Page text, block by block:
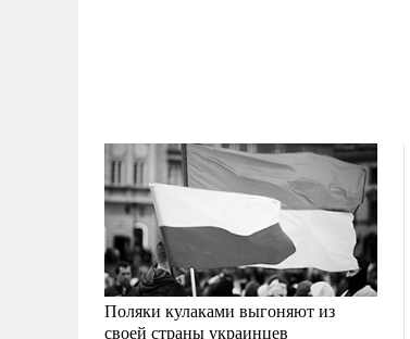
Поляки кулаками выгоняют из
своей страны украинцев